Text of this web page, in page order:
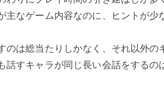
主なゲーム内容なのに、ヒントが
のは総当たりしかなく、それ以外
話すキャラが同じ長い会話をするの